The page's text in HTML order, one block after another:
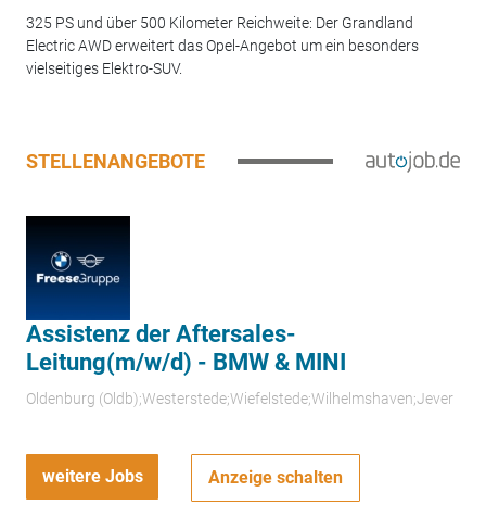
325 PS und über 500 Kilometer Reichweite: Der Grandland
Electric AWD erweitert das Opel-Angebot um ein besonders
vielseitiges Elektro-SUV.
STELLENANGEBOTE
Assistenz der Aftersales-
Leitung(m/w/d) - BMW & MINI
Oldenburg (Oldb);Westerstede;Wiefelstede;Wilhelmshaven;Jever
weitere Jobs Anzeige schalten